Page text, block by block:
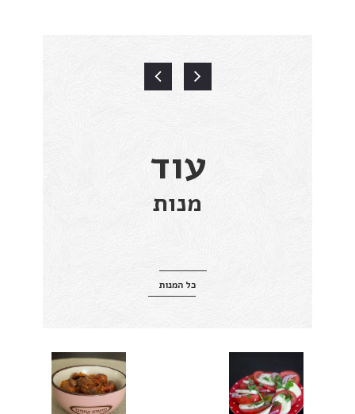
עוד
מנות
כל המנות